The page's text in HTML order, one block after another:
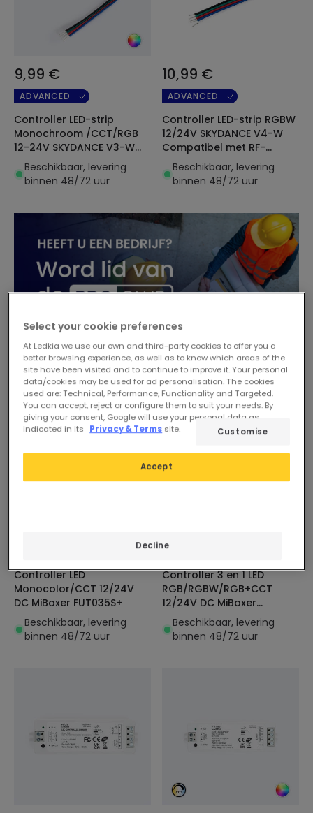
9,99 €
ADVANCED
Controller LED-strip
Monochroom /CCT/RGB
12-24V SKYDANCE V3-W
Compatibel met RF-
afstandsbediening
Beschikbaar, levering
binnen 48/72 uur
10,99 €
ADVANCED
Controller LED-strip RGBW
12/24V SKYDANCE V4-W
Compatibel met RF-
afstandsbediening
Beschikbaar, levering
binnen 48/72 uur
Controller LED
Monocolor/CCT 12/24V
DC MiBoxer FUT035S+
Beschikbaar, levering
binnen 48/72 uur
9,99 €
Controller 3 en 1 LED
RGB/RGBW/RGB+CCT
12/24V DC MiBoxer
FUT037S+
Beschikbaar, levering
binnen 48/72 uur
Select your cookie preferences
At Ledkia we use our own and third-party cookies to offer you a
better browsing experience, as well as to know which areas of the
site have been visited and to continue to improve it. Your personal
data/cookies may be used for ad personalisation. The cookies
used are: Technical, Performance, Functionality and Targeted.
You can accept, reject or configure them to suit your needs. By
giving your consent, Google will use your personal data as
indicated in its
Privacy & Terms site.
Decline
Accept
Customise